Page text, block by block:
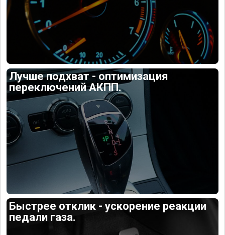
Лучше подхват - оптимизация
переключений АКПП.
Быстрее отклик - ускорение реакции
педали газа.